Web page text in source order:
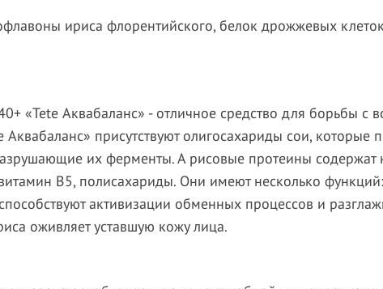
ириса флорентийского, белок дрожжевых
«Tete Аквабаланс» - отличное средство для борьбы
Аквабаланс» присутствуют олигосахариды сои,
их ферменты. А рисовые протеины
В5, полисахариды. Они имеют несколько
активизации обменных процессов и
оживляет уставшую кожу лица.